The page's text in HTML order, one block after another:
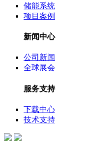
储能系统
项目案例
新闻中心
公司新闻
全球展会
服务支持
下载中心
技术支持